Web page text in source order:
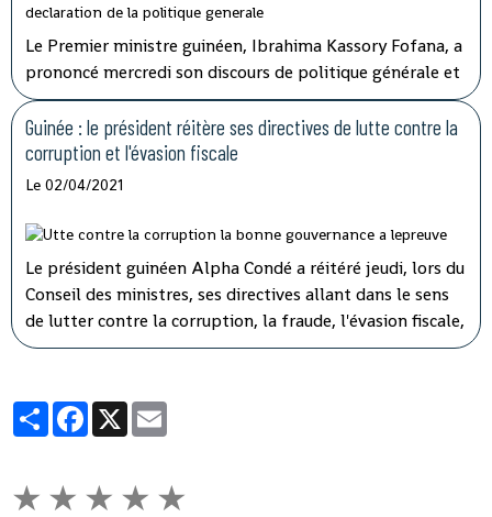
Le Premier ministre guinéen, Ibrahima Kassory Fofana, a
prononcé mercredi son discours de politique générale et
d'orientation devant les 108 députés présents sur les 114
que compte l'hémicycle guinéen.
Guinée : le président réitère ses directives de lutte contre la
corruption et l'évasion fiscale
Le 02/04/2021
Le président guinéen Alpha Condé a réitéré jeudi, lors du
Conseil des ministres, ses directives allant dans le sens
de lutter contre la corruption, la fraude, l'évasion fiscale,
le népotisme, le laisser-aller et tous ces fléaux qui
développement rapide de son pays.
PartagerFacebook
X
★ ★ ★ ★ ★